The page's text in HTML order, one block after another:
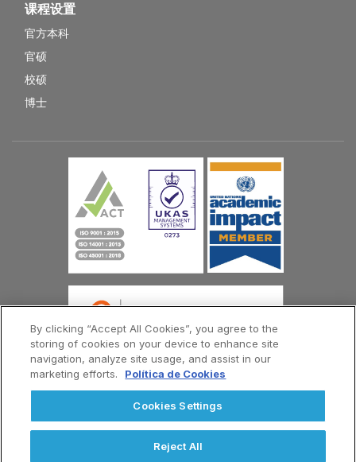
课程设置
官方本科
官硕
校硕
博士
© 欧洲大西洋大学版权所有 2026
Menú
联系我们
By clicking “Accept All Cookies”, you agree to the
storing of cookies on your device to enhance site
navigation, analyze site usage, and assist in our
marketing efforts.
Política de Cookies
Cookies Settings
Reject All